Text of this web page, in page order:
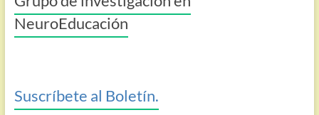
NeuroEducación
Suscríbete al Boletín.